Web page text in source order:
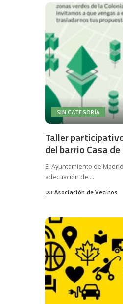
SIN CATEGORÍA
Taller
del barrio Casa de
El Ayuntamiento de
adecuación de ...
Posted
por Asociación de Vecinos